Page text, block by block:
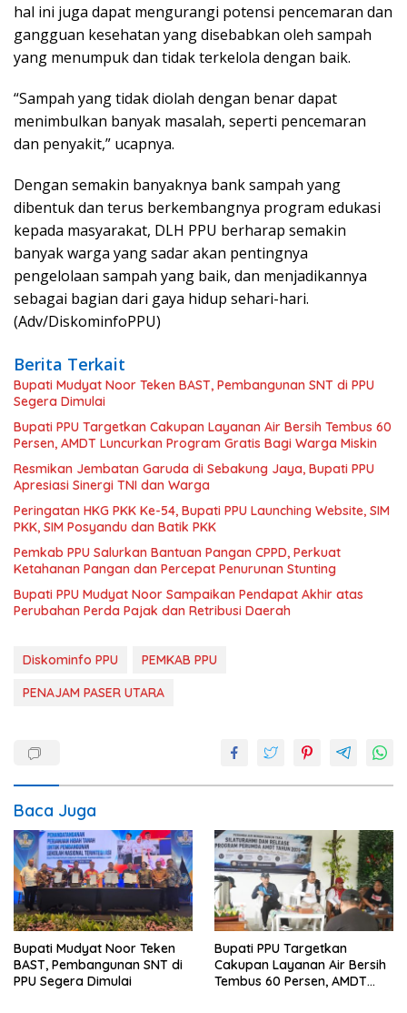
hal ini juga dapat mengurangi potensi pencemaran dan
gangguan kesehatan yang disebabkan oleh sampah
yang menumpuk dan tidak terkelola dengan baik.
“Sampah yang tidak diolah dengan benar dapat
menimbulkan banyak masalah, seperti pencemaran
dan penyakit,” ucapnya.
Dengan semakin banyaknya bank sampah yang
dibentuk dan terus berkembangnya program edukasi
kepada masyarakat, DLH PPU berharap semakin
banyak warga yang sadar akan pentingnya
pengelolaan sampah yang baik, dan menjadikannya
sebagai bagian dari gaya hidup sehari-hari.
(Adv/DiskominfoPPU)
Berita Terkait
Bupati Mudyat Noor Teken BAST, Pembangunan SNT di PPU
Segera Dimulai
Bupati PPU Targetkan Cakupan Layanan Air Bersih Tembus 60
Persen, AMDT Luncurkan Program Gratis Bagi Warga Miskin
Resmikan Jembatan Garuda di Sebakung Jaya, Bupati PPU
Apresiasi Sinergi TNI dan Warga
Peringatan HKG PKK Ke-54, Bupati PPU Launching Website, SIM
PKK, SIM Posyandu dan Batik PKK
Pemkab PPU Salurkan Bantuan Pangan CPPD, Perkuat
Ketahanan Pangan dan Percepat Penurunan Stunting
Bupati PPU Mudyat Noor Sampaikan Pendapat Akhir atas
Perubahan Perda Pajak dan Retribusi Daerah
Diskominfo PPU
PEMKAB PPU
PENAJAM PASER UTARA
Baca Juga
Bupati Mudyat Noor Teken
BAST, Pembangunan SNT di
PPU Segera Dimulai
Bupati PPU Targetkan
Cakupan Layanan Air Bersih
Tembus 60 Persen, AMDT